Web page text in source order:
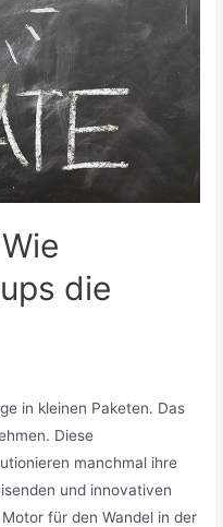
die
in kleinen Paketen. Das
Diese
manchmal ihre
und innovativen
für den Wandel in der